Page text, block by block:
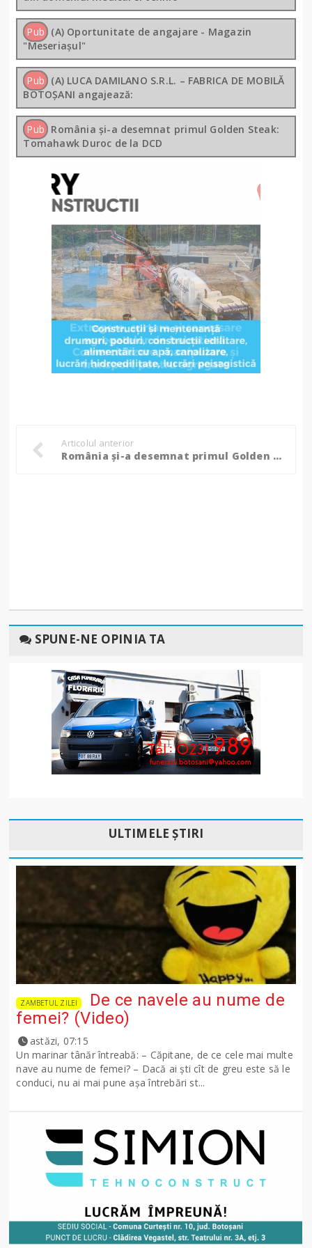
Pub (A) Oportunitate de angajare - Magazin
"Meseriașul"
Pub (A) LUCA DAMILANO S.R.L. – FABRICA DE MOBILĂ
BOTOȘANI angajează:
Pub România și-a desemnat primul Golden Steak:
Tomahawk Duroc de la DCD
Articolul anterior
România și-a desemnat primul Golden Steak: Tomahawk Duroc de la DCD
SPUNE-NE OPINIA TA
ULTIMELE ȘTIRI
ZAMBETUL ZILEI
De ce navele au nume de
femei? (Video)
astăzi, 07:15
Un marinar tânăr întreabă: – Căpitane, de ce cele mai multe
nave au nume de femei? – Dacă ai şti cît de greu este să le
conduci, nu ai mai pune așa întrebări st...